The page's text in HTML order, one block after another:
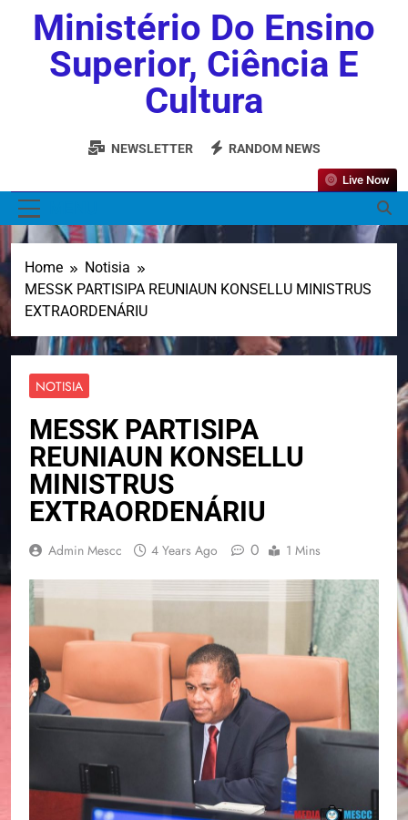
Ministério Do Ensino
Superior, Ciência E
Cultura
NEWSLETTER RANDOM NEWS
Live Now
Home
Notisia
MESSK PARTISIPA REUNIAUN KONSELLU MINISTRUS
EXTRAORDENÁRIU
NOTISIA
MESSK PARTISIPA
REUNIAUN KONSELLU
MINISTRUS
EXTRAORDENÁRIU
Admin Mescc 4 Years Ago 0 1 Mins